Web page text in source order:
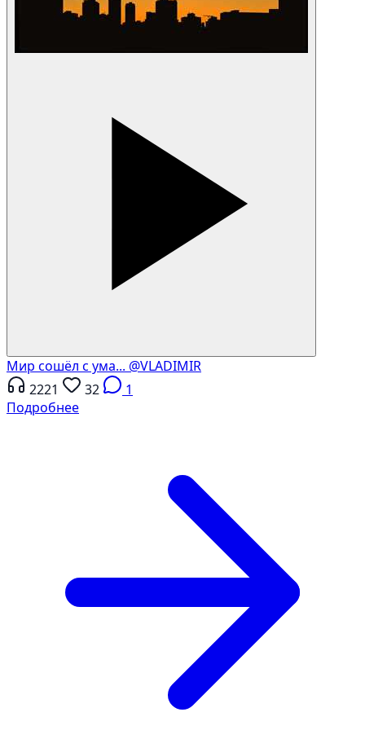
Мир сошёл с ума... @VLADIMIR
2221
32
1
Подробнее